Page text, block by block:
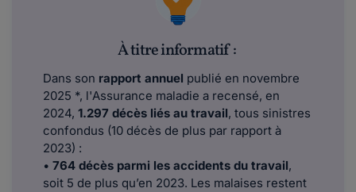
À titre informatif :
Dans son rapport annuel publié en novembre
2025 *, l'Assurance maladie a recensé, en
2024, 1.297 décès liés au travail, tous sinistres
confondus (10 décès de plus par rapport à
2023) :
• 764 décès parmi les accidents du travail,
soit 5 de plus qu’en 2023. Les malaises restent